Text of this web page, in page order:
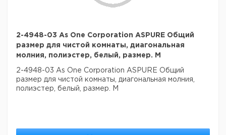
2-4948-03 As One Corporation ASPURE Общий
размер для чистой комнаты, диагональная
молния, полиэстер, белый, размер. M
2-4948-03 As One Corporation ASPURE Общий
размер для чистой комнаты, диагональная молния,
полиэстер, белый, размер. M